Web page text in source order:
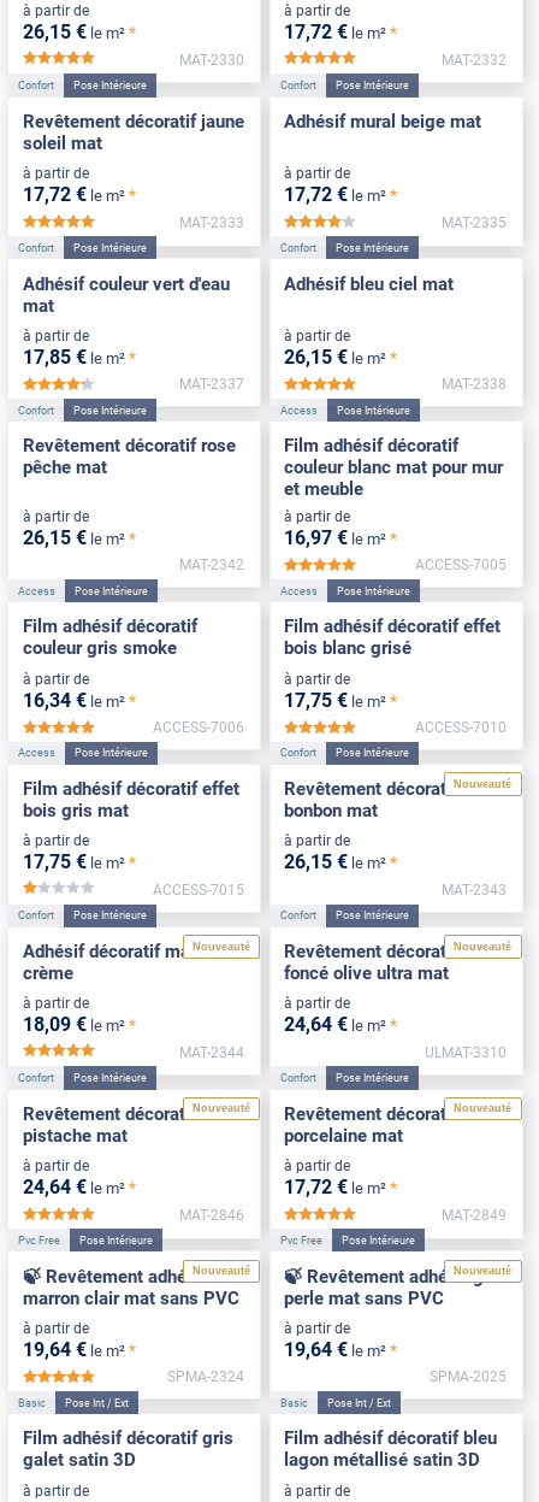
à partir de
26,15 € le m² *
*****
MAT-2330
à partir de
17,72 € le m² *
MAT-2332
Confort Pose Intérieure
Revêtement décoratif jaune
soleil mat
à partir de
17,72 € le m² *
*****
MAT-2333
Confort Pose Intérieure
Adhésif mural beige mat
à partir de
17,72 € le m² *
*****
MAT-2335
Confort Pose Intérieure
Adhésif couleur vert d'eau
mat
à partir de
17,85 € le m² *
*****
MAT-2337
Confort Pose Intérieure
Adhésif bleu ciel mat
à partir de
26,15 € le m² *
MAT-2338
Confort Pose Intérieure
Revêtement décoratif rose
pêche mat
à partir de
26,15 € le m² *
MAT-2342
Access Pose Intérieure
Film adhésif décoratif
couleur blanc mat pour mur
et meuble
à partir de
16,97 € le m² *
ACCESS-7005
Access Pose Intérieure
Film adhésif décoratif
couleur gris smoke
à partir de
16,34 € le m² *
*****
ACCESS-7006
Access Pose Intérieure
Film adhésif décoratif effet
bois blanc grisé
à partir de
17,75 € le m² *
ACCESS-7010
Access Pose Intérieure
Film adhésif décoratif effet
bois gris mat
à partir de
17,75 € le m² *
*****
ACCESS-7015
Nouveauté
Confort Pose Intérieure
Revêtement décoratif rose
bonbon mat
à partir de
26,15 € le m² *
MAT-2343
Nouveauté
Confort Pose Intérieure
Adhésif décoratif mat blanc
crème
à partir de
18,09 € le m² *
*****
MAT-2344
Nouveauté
Confort Pose Intérieure
Revêtement décoratif vert
foncé olive ultra mat
à partir de
24,64 € le m² *
ULMAT-3310
Nouveauté
Confort Pose Intérieure
Revêtement décoratif vert
pistache mat
à partir de
24,64 € le m² *
*****
MAT-2846
Nouveauté
Confort Pose Intérieure
Revêtement décoratif
porcelaine mat
à partir de
17,72 € le m² *
MAT-2849
Nouveauté
Pvc Free Pose Intérieure
🍃 Revêtement adhésif
marron clair mat sans PVC
à partir de
19,64 € le m² *
*****
SPMA-2324
Nouveauté
Pvc Free Pose Intérieure
🍃 Revêtement adhésif gris
perle mat sans PVC
à partir de
19,64 € le m² *
SPMA-2025
Basic Pose Int / Ext
Film adhésif décoratif gris
galet satin 3D
à partir de
Basic Pose Int / Ext
Film adhésif décoratif bleu
lagon métallisé satin 3D
à partir de